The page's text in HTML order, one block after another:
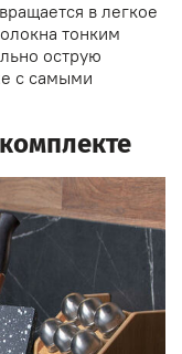
в легкое
тонким
острую
с самыми